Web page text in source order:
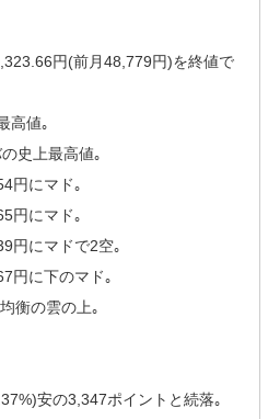
円(前月48,779円)を終値で
高値｡
史上最高値｡
円にマド｡
円にマド｡
円にマドで2空｡
円に下のマド｡
衡の雲の上｡
安の3,347ポイントと続落｡